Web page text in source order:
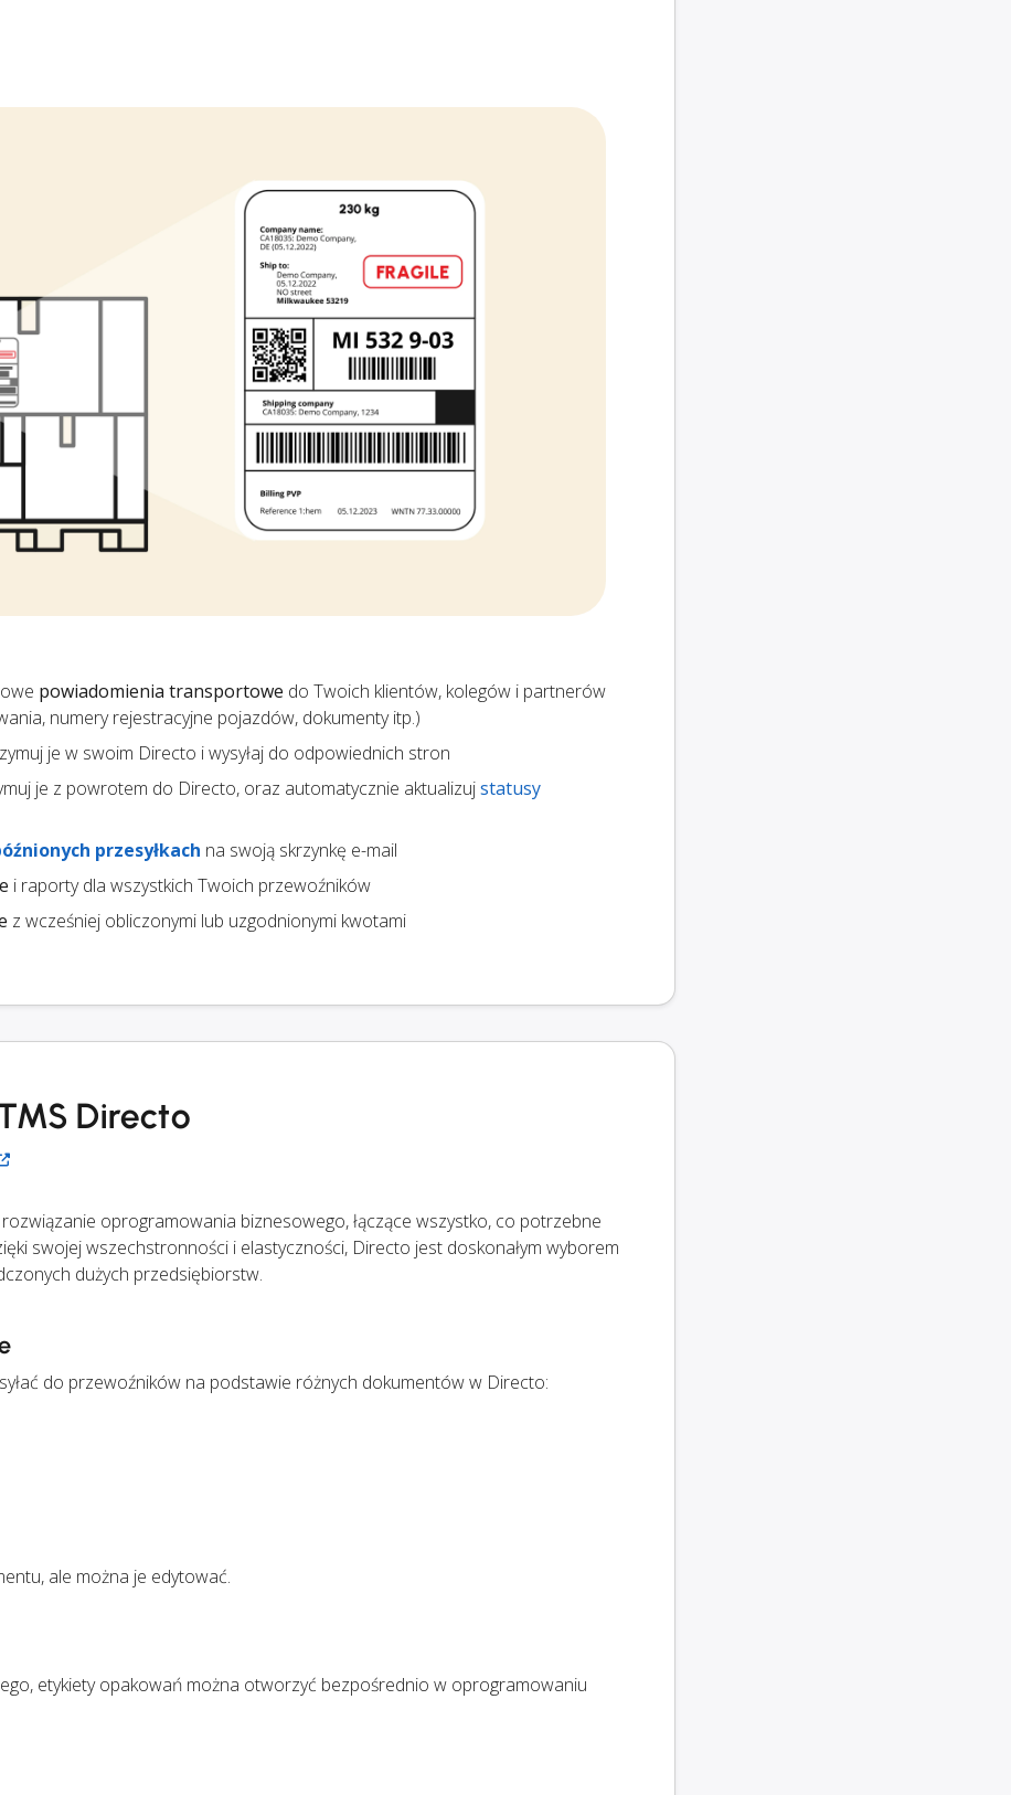
powiadomienia transportowe do Twoich klientów, kolegów i partnerów
numery rejestracyjne pojazdów, dokumenty itp.)
je w swoim Directo i wysyłaj do odpowiednich stron
je z powrotem do Directo, oraz automatycznie aktualizujstatusy
przesyłkach na swoją skrzynkę e-mail
i raporty dla wszystkich Twoich przewoźników
z wcześniej obliczonymi lub uzgodnionymi kwotami
Directo
oprogramowania biznesowego, łączące wszystko, co potrzebne
swojej wszechstronności i elastyczności, Directo jest doskonałym wyborem
dużych przedsiębiorstw.
do przewoźników na podstawie różnych dokumentów w Directo:
ale można je edytować.
etykiety opakowań można otworzyć bezpośrednio w oprogramowaniu